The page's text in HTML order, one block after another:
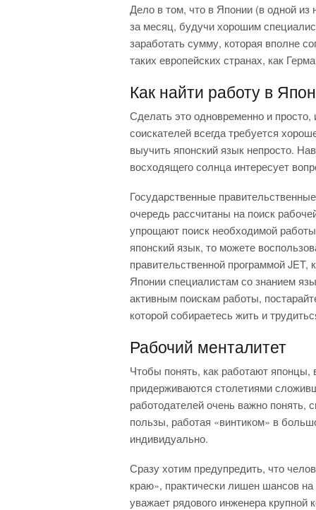
Дело в том, что в Японии (в одной из
за месяц, будучи хорошим
заработать сумму, которая вполне
таких европейских странах, как
Как найти работу в
Сделать это одновременно и
соискателей всегда требуется
выучить японский язык непросто.
восходящего солнца интересует
Государственные
очередь рассчитаны на поиск
упрощают поиск необходимой
японский язык, то можете
правительственной программой JET,
Японии специалистам со знанием
активным поискам работы,
которой собираетесь жить и
Рабочий менталитет
Чтобы понять, как работают японцы,
придерживаются столетиями
работодателей очень важно
пользы, работая «винтиком» в
индивидуально.
Сразу хотим предупредить, что
краю», практически лишен шансов
уважает рядового инженера